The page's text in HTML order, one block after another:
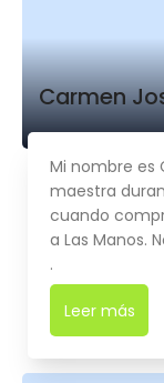
Carmen
Mi nombre es
maestra
cuando
a Las Manos.
.
Leer más